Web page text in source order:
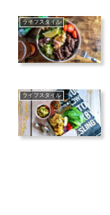
ライフスタイル
ライフスタイル